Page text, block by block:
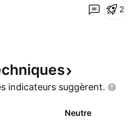
le haut du range. Je veux voir2
indicateurs suggèrent.
Neutre